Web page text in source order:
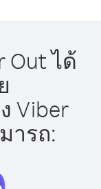
Out ได้
Viber
ารถ: